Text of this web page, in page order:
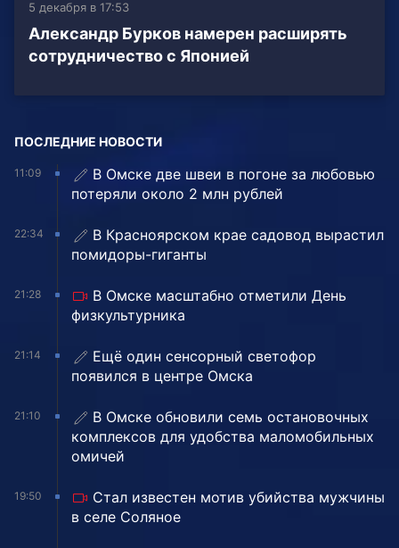
5 декабря в 17:53
Александр Бурков намерен расширять
сотрудничество с Японией
ПОСЛЕДНИЕ НОВОСТИ
11:09
В Омске две швеи в погоне за любовью
потеряли около 2 млн рублей
22:34
В Красноярском крае садовод вырастил
помидоры-гиганты
21:28
В Омске масштабно отметили День
физкультурника
21:14
Ещё один сенсорный светофор
появился в центре Омска
21:10
В Омске обновили семь остановочных
комплексов для удобства маломобильных
омичей
19:50
Стал известен мотив убийства мужчины
в селе Соляное